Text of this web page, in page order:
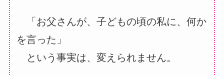
「お父さんが、子どもの頃の私に、何か
を言った」
という事実は、変えられません。